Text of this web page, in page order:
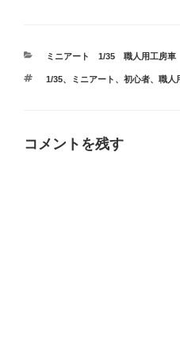
カ
ゴ
ミニアート 1/35 職人用工房車
タ
1/35、 ミニアート 、 初心者、 職人
コメントを残す